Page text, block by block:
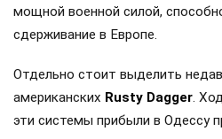
мощной военной силой,
сдерживание в Европе.
Отдельно стоит выделить
американских Rusty Dagger .
эти системы прибыли в Одессу